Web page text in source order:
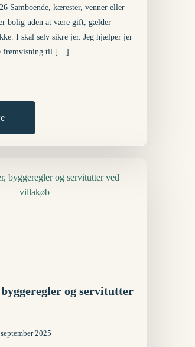
Samboende, kærester, venner eller
bolig uden at være gift, gælder
I skal selv sikre jer. Jeg hjælper jer
fremvisning til […]
og servitutter
2025